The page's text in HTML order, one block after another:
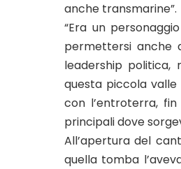
anche transmarine”.
“Era un
permettersi anche
leadership politica,
questa piccola
con l’entroterra,
principali dove
All’apertura del
quella tomba